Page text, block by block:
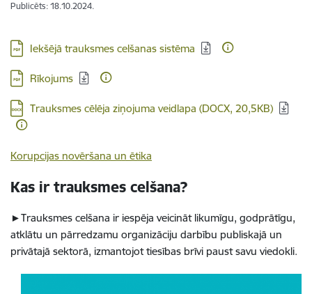
Publicēts: 18.10.2024.
Lejupielādēt:
Iekšējā trauksmes celšanas sistēma
Lejupielādēt:
Rīkojums
Lejupielādēt:
Trauksmes cēlēja ziņojuma veidlapa (DOCX, 20,5KB)
Korupcijas novēršana un ētika
Kas ir trauksmes celšana?
►Trauksmes celšana ir iespēja veicināt likumīgu, godprātīgu,
atklātu un pārredzamu organizāciju darbību publiskajā un
privātajā sektorā, izmantojot tiesības brīvi paust savu viedokli.